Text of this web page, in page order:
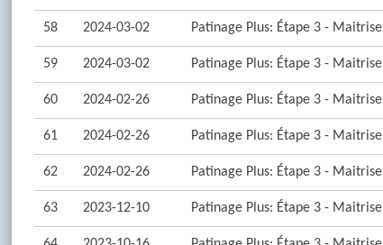
58 2024-03-02 Patinage Plus: Étape 3 - Maitrise
59 2024-03-02 Patinage Plus: Étape 3 - Maitrise
60 2024-02-26 Patinage Plus: Étape 3 - Maitrise
61 2024-02-26 Patinage Plus: Étape 3 - Maitrise
62 2024-02-26 Patinage Plus: Étape 3 - Maitrise
63 2023-12-10 Patinage Plus: Étape 3 - Maitrise